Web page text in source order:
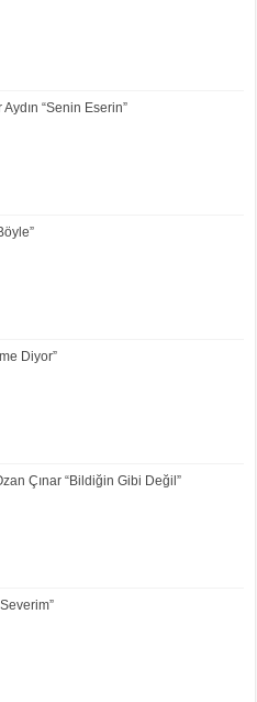
“Senin Eserin”
Diyor”
Çınar “Bildiğin Gibi Değil”